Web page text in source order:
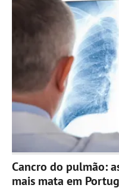
Cancro do pulmão:
mais mata em